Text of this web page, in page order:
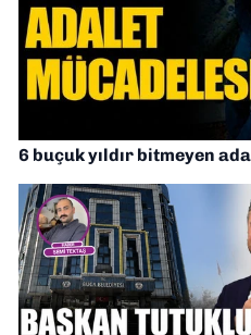
6 buçuk yıldır bitmeyen